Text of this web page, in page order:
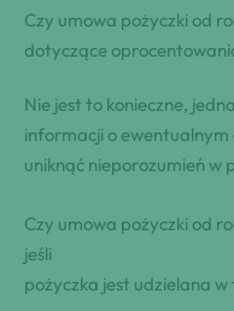
Czy‌ umowa ⁢pożyczki‌ od
dotyczące⁣
Nie jest to⁣ konieczne,
informacji o ewentualnym
uniknąć‍ nieporozumień w
Czy umowa pożyczki od
‍jeśli
pożyczka jest udzielana